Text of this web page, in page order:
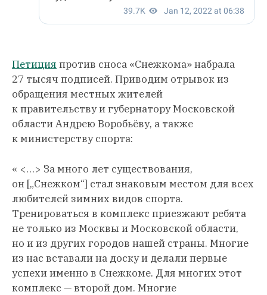
Петиция против сноса «Снежкома» набрала
27 тысяч подписей. Приводим отрывок из
обращения местных жителей
к правительству и губернатору Московской
области Андрею Воробьёву, а также
к министерству спорта:
« <…> За много лет существования,
он [„Снежком“] стал знаковым местом для всех
любителей зимних видов спорта.
Тренироваться в комплекс приезжают ребята
не только из Москвы и Московской области,
но и из других городов нашей страны. Многие
из нас вставали на доску и делали первые
успехи именно в Снежкоме. Для многих этот
комплекс — второй дом. Многие